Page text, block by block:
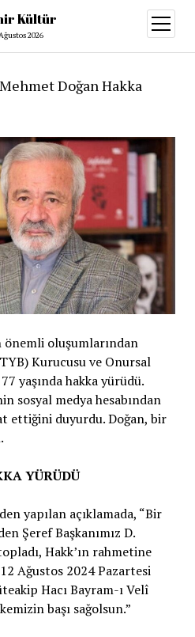
Kültür
2026
aç
Doğan Hakka
oluşumlarından
Kurucusu ve Onursal
yaşında hakka yürüdü.
sosyal medya hesabından
ettiğini duyurdu. Doğan, bir
YÜRÜDÜ
yapılan açıklamada, “Bir
Şeref Başkanımız D.
Hakk’ın rahmetine
Ağustos 2024 Pazartesi
Hacı Bayram-ı Velî
başı sağolsun.”